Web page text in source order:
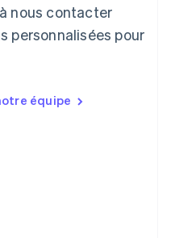
nous contacter
personnalisées pour
équipe